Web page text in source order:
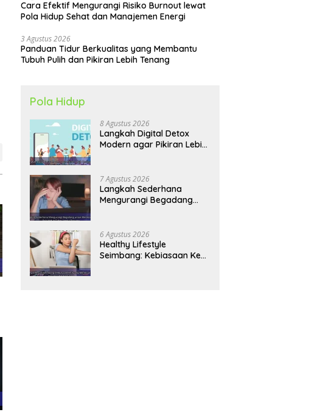
Cara Efektif Mengurangi Risiko Burnout lewat
Pola Hidup Sehat dan Manajemen Energi
3 Agustus 2026
Panduan Tidur Berkualitas yang Membantu
Tubuh Pulih dan Pikiran Lebih Tenang
Pola Hidup
8 Agustus 2026
Langkah Digital Detox
Modern agar Pikiran Lebih
7 Agustus 2026
Langkah Sederhana
Mengurangi Begadang
Panjang
6 Agustus 2026
Healthy Lifestyle
Seimbang: Kebiasaan Kecil